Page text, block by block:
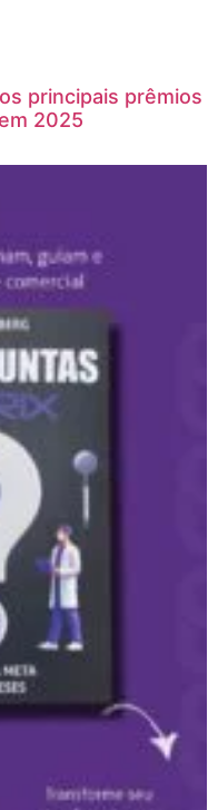
principais prêmios
2025